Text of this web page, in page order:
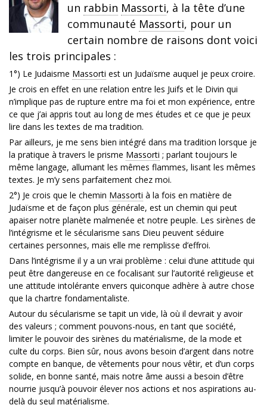
un rabbin Massorti, à la tête d’une
communauté Massorti, pour un
certain nombre de raisons dont voici
les trois principales :
1°) Le Judaisme Massorti est un Judaïsme auquel je peux croire.
Je crois en effet en une relation entre les Juifs et le Divin qui
n’implique pas de rupture entre ma foi et mon expérience, entre
ce que j’ai appris tout au long de mes études et ce que je peux
lire dans les textes de ma tradition.
Par ailleurs, je me sens bien intégré dans ma tradition lorsque je
la pratique à travers le prisme Massorti ; parlant toujours le
même langage, allumant les mêmes flammes, lisant les mêmes
textes. Je m’y sens parfaitement chez moi.
2°) Je crois que le chemin Massorti à la fois en matière de
Judaïsme et de façon plus générale, est un chemin qui peut
apaiser notre planète malmenée et notre peuple. Les sirènes de
l’intégrisme et le sécularisme sans Dieu peuvent séduire
certaines personnes, mais elle me remplisse d’effroi.
Dans l’intégrisme il y a un vrai problème : celui d‘une attitude qui
peut être dangereuse en ce focalisant sur l’autorité religieuse et
une attitude intolérante envers quiconque adhère à autre chose
que la chartre fondamentaliste.
Autour du sécularisme se tapit un vide, là où il devrait y avoir
des valeurs ; comment pouvons-nous, en tant que société,
limiter le pouvoir des sirènes du matérialisme, de la mode et
culte du corps. Bien sûr, nous avons besoin d’argent dans notre
compte en banque, de vêtements pour nous vêtir, et d’un corps
solide, en bonne santé, mais notre âme aussi a besoin d’être
nourrie jusqu’à pouvoir élever nos actions et nos aspirations au-
delà du seul matérialisme.